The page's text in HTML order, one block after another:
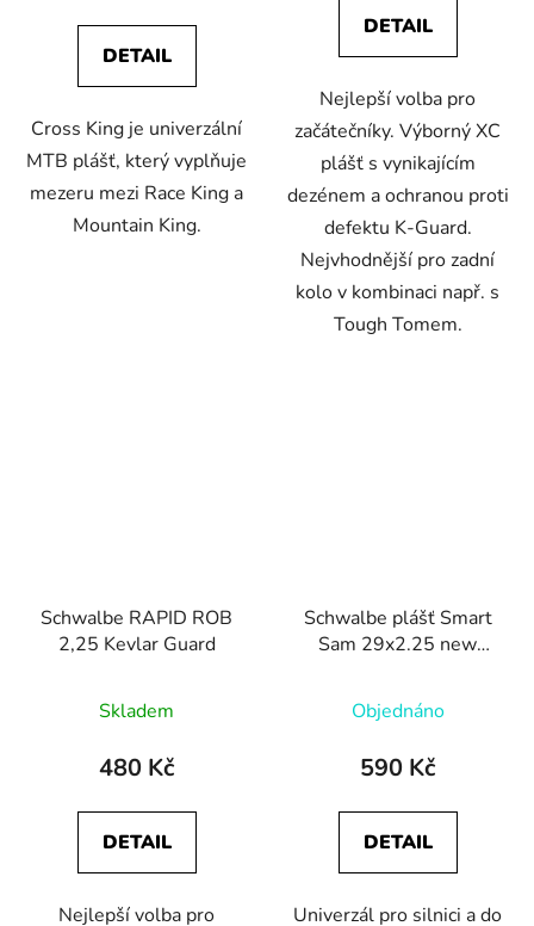
DETAIL
Cross King je univerzální
MTB plášť, který vyplňuje
mezeru mezi Race King a
Mountain King.
DETAIL
Nejlepší volba pro
začátečníky. Výborný XC
plášť s vynikajícím
dezénem a ochranou proti
defektu K-Guard.
Nejvhodnější pro zadní
kolo v kombinaci např. s
Tough Tomem.
Schwalbe RAPID ROB
2,25 Kevlar Guard
Skladem
480 Kč
DETAIL
Nejlepší volba pro
Schwalbe plášť Smart
Sam 29x2.25 new
Objednáno
590 Kč
DETAIL
Univerzál pro silnici a do